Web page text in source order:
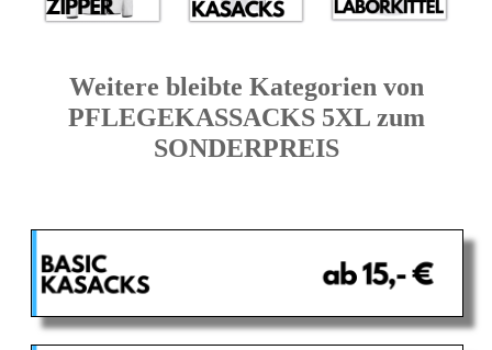
Weitere bleibte Kategorien von
PFLEGEKASSACKS 5XL zum
SONDERPREIS